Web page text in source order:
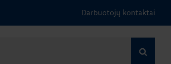
Darbuotojų kontaktai